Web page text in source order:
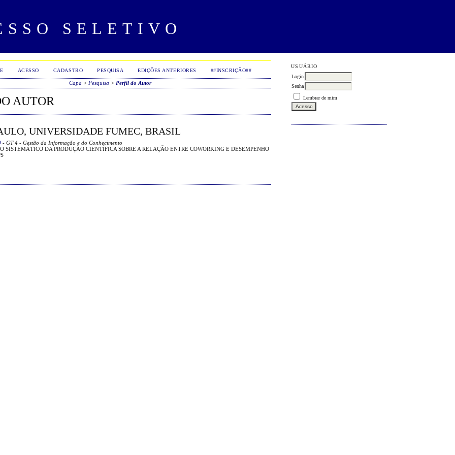
SELETIVO
USUÁRIO
Login
Senha
Lembrar de mim
ACESSO CADASTRO PESQUISA EDIÇÕES ANTERIORES ##INSCRIÇÃO##
Capa > Pesquisa > Perfil do Autor
AUTOR
UNIVERSIDADE FUMEC, BRASIL
- GT 4 - Gestão da Informação e do Conhecimento
SISTEMÁTICO DA PRODUÇÃO CIENTÍFICA SOBRE A RELAÇÃO ENTRE COWORKING E DESEMPENHO